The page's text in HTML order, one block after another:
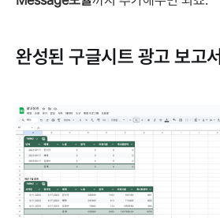
완성된 구글시트 광고 보고서